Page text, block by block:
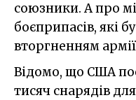
союзники. А про
боєприпасів, які
вторгненням
Відомо, що США
тисяч снарядів